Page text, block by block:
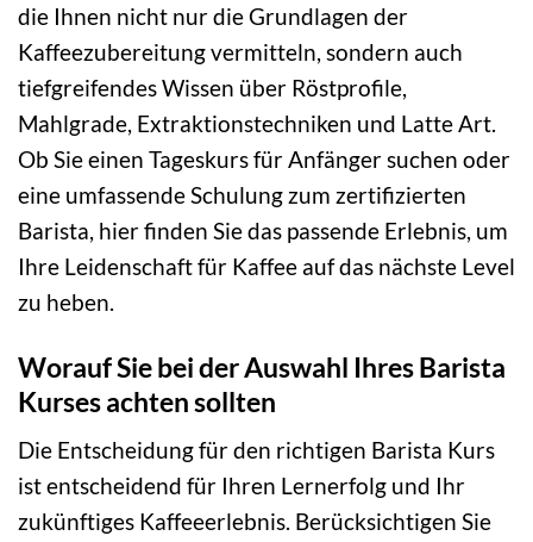
die Ihnen nicht nur die Grundlagen der
Kaffeezubereitung vermitteln, sondern auch
tiefgreifendes Wissen über Röstprofile,
Mahlgrade, Extraktionstechniken und Latte Art.
Ob Sie einen Tageskurs für Anfänger suchen oder
eine umfassende Schulung zum zertifizierten
Barista, hier finden Sie das passende Erlebnis, um
Ihre Leidenschaft für Kaffee auf das nächste Level
zu heben.
Worauf Sie bei der Auswahl Ihres Barista
Kurses achten sollten
Die Entscheidung für den richtigen Barista Kurs
ist entscheidend für Ihren Lernerfolg und Ihr
zukünftiges Kaffeeerlebnis. Berücksichtigen Sie